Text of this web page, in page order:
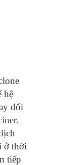
hệ
đổi
ở thời
tiếp